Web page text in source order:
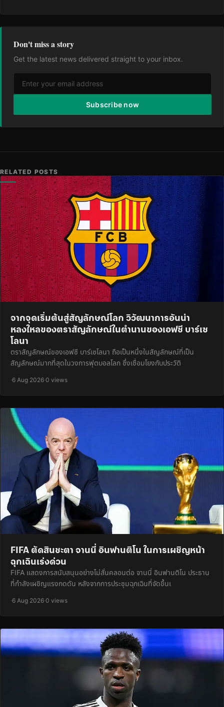
Don't miss a story
Get the latest news delivered straight to your inbox.
Subscribe now
RELATED POSTS
จากจุดเริ่มต้นสู่สัญลักษณ์โลก วิวัฒนาการอันน่า
หลงใหลของตราสัญลักษณ์ในตำนานของเอฟซี บาร์เซ
โลนา
ตราสัญลักษณ์ของเอฟซี บาร์เซโลนา ถือเป็นหนึ่งในสัญลักษณ์ที่เป็น
สัญลักษณ์มากที่สุดในวงการฟุตบอลโลก ซึ่งเชื่อมโยงกับประวัติ
·6 Aug 2026·0 views
FIFA ตัดสินชะตา จานนี่ อินฟานติโน ในการเผชิญหน้า
ฉุกเฉินเร่งด่วน
FIFA แสดงการสนับสนุนอย่างไม่สั่นคลอนต่อ จานนี่ อินฟานติโน ประธาน
ที่กำลังเผชิญแรงกดดัน หลังจากการประชุมฉุกเฉินที่จัดขึ้นเ
·6 Aug 2026·0 views